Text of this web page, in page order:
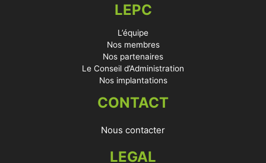
LEPC
L’équipe
Nos membres
Nos partenaires
Le Conseil d’Administration
Nos implantations
CONTACT
Nous contacter
LEGAL